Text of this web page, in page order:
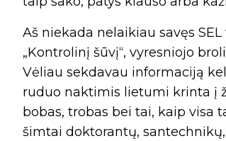
Aš niekada nelaikiau savęs
„Kontrolinį šūvį“, vyresniojo
Vėliau sekdavau informaciją
ruduo naktimis lietumi krinta į
bobas, trobas bei tai, kaip visa
šimtai doktorantų,